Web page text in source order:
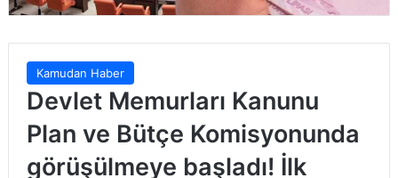
Kamudan Haber
Devlet Memurları Kanunu
Plan ve Bütçe Komisyonunda
görüşülmeye başladı! İlk